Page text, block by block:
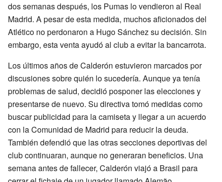
dos semanas después, los Pumas lo vendieron al Real
Madrid. A pesar de esta medida, muchos aficionados del
Atlético no perdonaron a Hugo Sánchez su decisión. Sin
embargo, esta venta ayudó al club a evitar la bancarrota.
Los últimos años de Calderón estuvieron marcados por
discusiones sobre quién lo sucedería. Aunque ya tenía
problemas de salud, decidió posponer las elecciones y
presentarse de nuevo. Su directiva tomó medidas como
buscar publicidad para la camiseta y llegar a un acuerdo
con la Comunidad de Madrid para reducir la deuda.
También defendió que las otras secciones deportivas del
club continuaran, aunque no generaran beneficios. Una
semana antes de fallecer, Calderón viajó a Brasil para